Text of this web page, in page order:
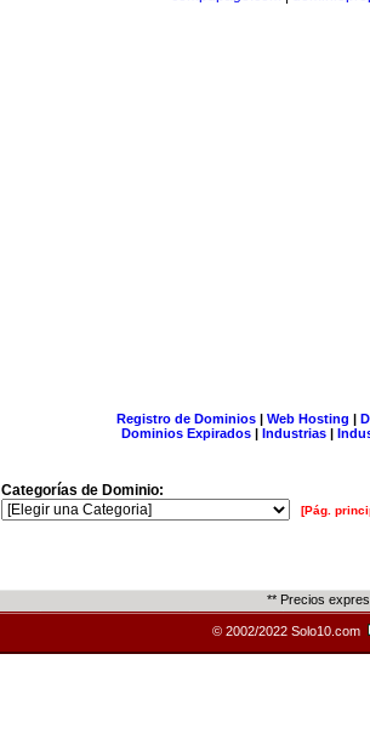
Registro de Dominios| Web Hosting |
Dominios Expirados | Industrias |
Categorías de Dominio:
[Pág.
** Precios
© 2002/2022 Solo10.com